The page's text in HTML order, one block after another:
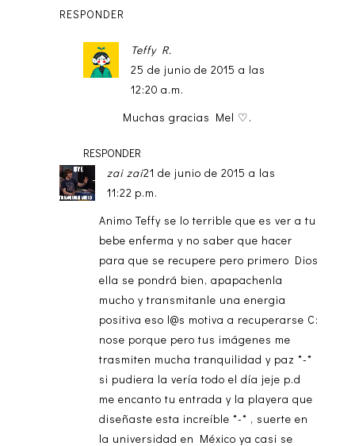
RESPONDER
Teffy R.
25 de junio de 2015 a las
12:20 a.m.
Muchas gracias Mel ♡.
RESPONDER
zai zai21 de junio de 2015 a las
11:22 p.m.
Animo Teffy se lo terrible que es ver a tu
bebe enferma y no saber que hacer
para que se recupere pero primero Dios
ella se pondrá bien, apapachenla
mucho y transmitanle una energia
positiva eso l@s motiva a recuperarse C:
nose porque pero tus imágenes me
trasmiten mucha tranquilidad y paz *-*
si pudiera la vería todo el día jeje p.d
me encanto tu entrada y la playera que
diseñaste esta increíble *-* , suerte en
la universidad en México ya casi se